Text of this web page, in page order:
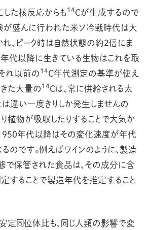
た核反応からも14Cが生成するので
が盛んに行われた米ソ冷戦時代は大
、ピーク時は自然状態の約2倍にま
年代以降に生きている生物はこれを取
れ以前の14C年代測定の基準が使え
た大量の14Cは、常に供給される太
は違い一度きりしか発生しませんの
植物が吸収したりすることで大気か
1950年代以降はその変化速度が年代
のです。例えばワインのように、製造
で保管された食品は、その成分に含
することで製造年代を推定すること
定同位体比も、同じ人類の影響で変